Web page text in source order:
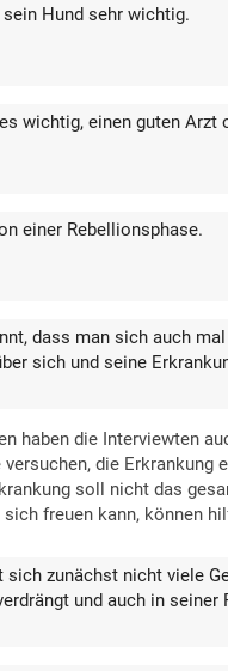
Hund sehr wichtig.
wichtig, einen guten Arzt
einer Rebellionsphase.
dass man sich auch
sich und seine
haben die Interviewten
die Erkrankung
soll nicht das
freuen kann, können
sich zunächst nicht viele
und auch in seiner